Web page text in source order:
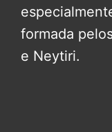
formada
e Neytiri.